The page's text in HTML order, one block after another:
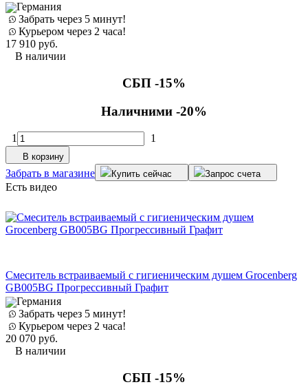
Германия
Забрать через 5 минут!
Курьером через 2 часа!
17 910 руб.
В наличии
СБП -15%
Наличними -20%
1 1
В корзину
Забрать в магазине Купить сейчас Запрос счета
Есть видео
Смеситель встраиваемый с гигиеническим душем Grocenberg
GB005BG Прогрессивный Графит
Германия
Забрать через 5 минут!
Курьером через 2 часа!
20 070 руб.
В наличии
СБП -15%